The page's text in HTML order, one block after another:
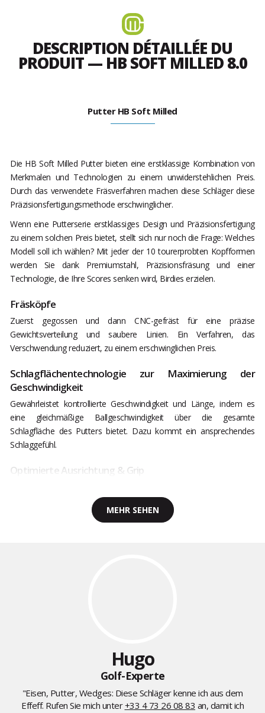
DESCRIPTION DÉTAILLÉE DU
PRODUIT — HB SOFT MILLED 8.0
Putter HB Soft Milled
Die HB Soft Milled Putter bieten eine erstklassige Kombination von
Merkmalen und Technologien zu einem unwiderstehlichen Preis.
Durch das verwendete Fräsverfahren machen diese Schläger diese
Präzisionsfertigungsmethode erschwinglicher.
Wenn eine Putterserie erstklassiges Design und Präzisionsfertigung
zu einem solchen Preis bietet, stellt sich nur noch die Frage: Welches
Modell soll ich wählen? Mit jeder der 10 tourerprobten Kopfformen
werden Sie dank Premiumstahl, Präzisionsfräsung und einer
Technologie, die Ihre Scores senken wird, Birdies erzielen.
Fräsköpfe
Zuerst gegossen und dann CNC-gefräst für eine präzise
Gewichtsverteilung und saubere Linien. Ein Verfahren, das
Verschwendung reduziert, zu einem erschwinglichen Preis.
Schlagflächentechnologie zur Maximierung der
Geschwindigkeit
Gewährleistet kontrollierte Geschwindigkeit und Länge, indem es
eine gleichmäßige Ballgeschwindigkeit über die gesamte
Schlagfläche des Putters bietet. Dazu kommt ein ansprechendes
Schlaggefühl.
Optimierte Ausrichtung & Grip
MEHR SEHEN
Hugo
Golf-Experte
"Eisen, Putter, Wedges: Diese Schläger kenne ich aus dem
Effeff. Rufen Sie mich unter+33 4 73 26 08 83 an, damit ich